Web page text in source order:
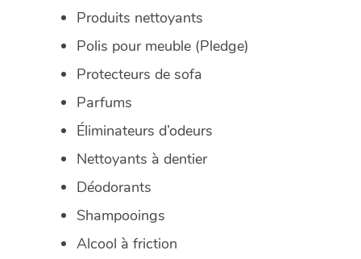
Produits nettoyants
Polis pour meuble (Pledge)
Protecteurs de sofa
Parfums
Éliminateurs d’odeurs
Nettoyants à dentier
Déodorants
Shampooings
Alcool à friction